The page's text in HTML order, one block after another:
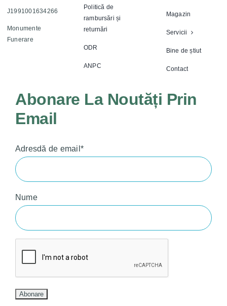
J1991001634266
Monumente
Funerare
Politică de
rambursări și
returnări
ODR
ANPC
Magazin
Servicii
Bine de știut
Contact
Abonare La Noutăți Prin
Email
Adresdă de email*
Nume